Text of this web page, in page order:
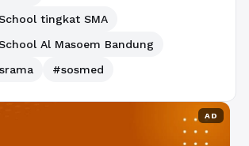
tingkat SMA
Al Masoem Bandung
#sosmed
AD